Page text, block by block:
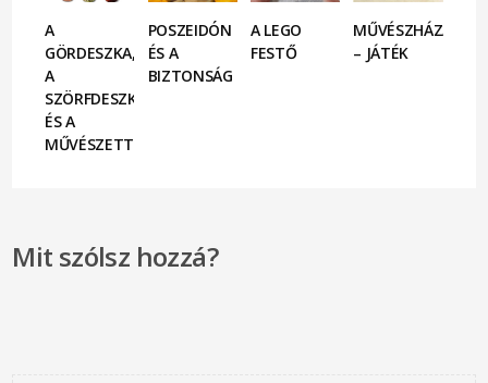
A
GÖRDESZKA,
A
SZÖRFDESZKA
ÉS A
MŰVÉSZETTÖRTÉNET
POSZEIDÓN
ÉS A
BIZTONSÁG
A LEGO
FESTŐ
MŰVÉSZHÁZAK
– JÁTÉK
Mit szólsz hozzá?